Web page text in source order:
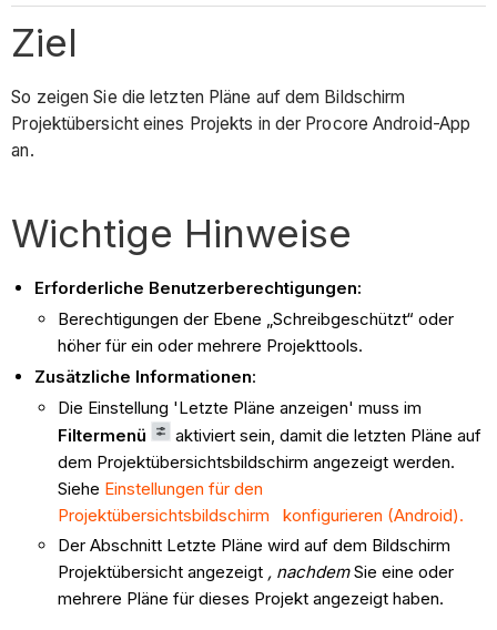
Ziel
So zeigen Sie die letzten Pläne auf dem Bildschirm
Projektübersicht eines Projekts in der Procore Android-App
an.
Wichtige Hinweise
Erforderliche Benutzerberechtigungen:
Berechtigungen der Ebene „Schreibgeschützt“ oder
höher für ein oder mehrere Projekttools.
Zusätzliche Informationen:
Die Einstellung 'Letzte Pläne anzeigen' muss im
Filtermenü
aktiviert sein, damit die letzten Pläne auf
dem Projektübersichtsbildschirm angezeigt werden.
Siehe Einstellungen für den
Projektübersichtsbildschirm konfigurieren (Android).
Der Abschnitt Letzte Pläne wird auf dem Bildschirm
Projektübersicht angezeigt , nachdemSie eine oder
mehrere Pläne für dieses Projekt angezeigt haben.